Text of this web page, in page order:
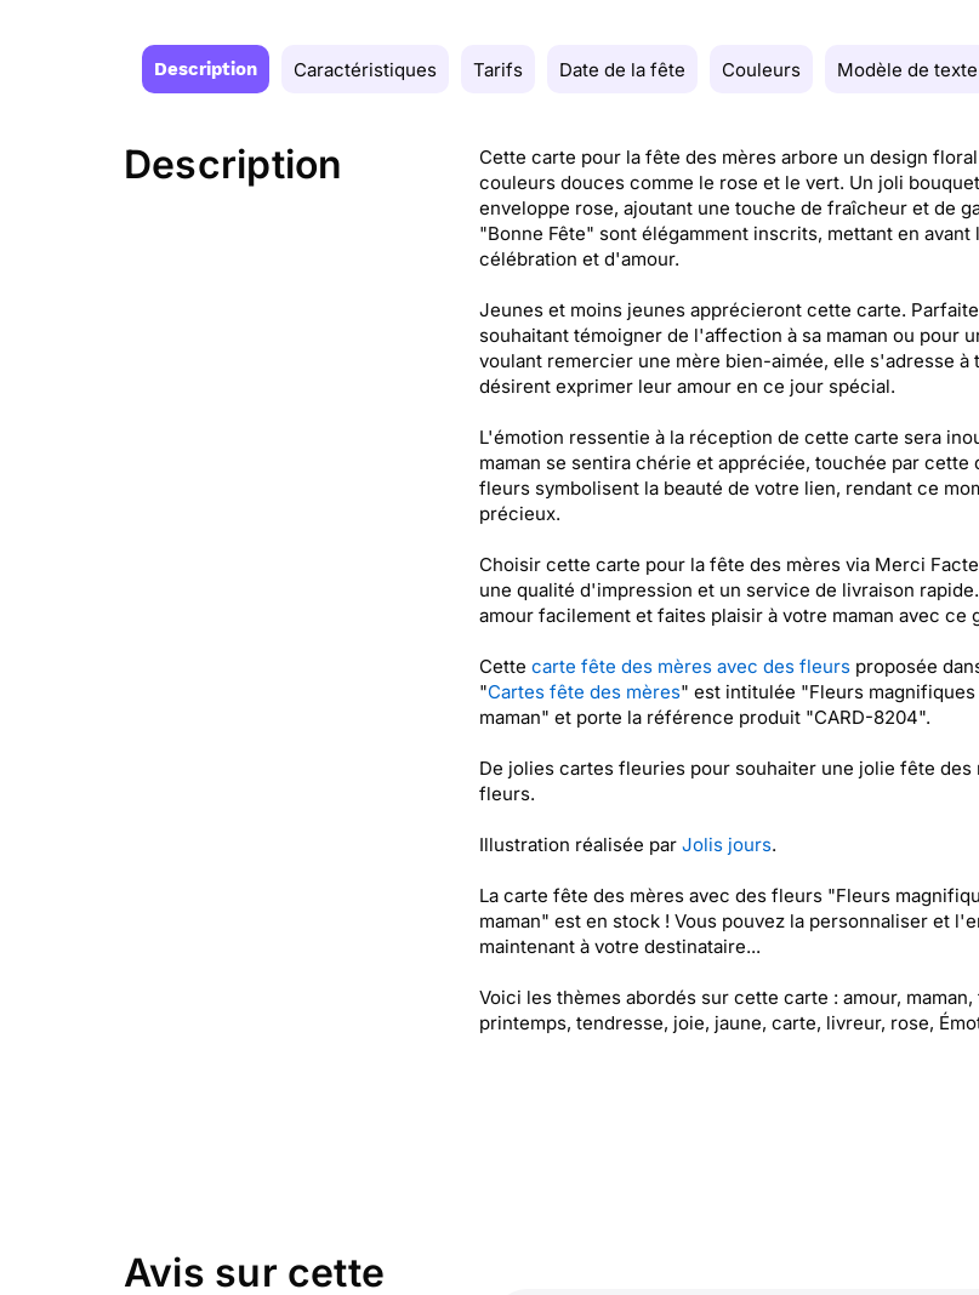
Description Caractéristiques Tarifs Date de la fête Couleurs Modèle de texte
Description
Cette carte pour la fête des mères arbore un design
couleurs douces comme le rose et le vert. Un joli
enveloppe rose, ajoutant une touche de fraîcheur et de
"Bonne Fête" sont élégamment inscrits, mettant en avant
célébration et d'amour.
Jeunes et moins jeunes apprécieront cette carte.
souhaitant témoigner de l'affection à sa maman ou pour
voulant remercier une mère bien-aimée, elle s'adresse à
désirent exprimer leur amour en ce jour spécial.
L'émotion ressentie à la réception de cette carte sera
maman se sentira chérie et appréciée, touchée par cette
fleurs symbolisent la beauté de votre lien, rendant ce
précieux.
Choisir cette carte pour la fête des mères via Merci
une qualité d'impression et un service de livraison
amour facilement et faites plaisir à votre maman avec ce
Cette carte fête des mères avec des fleursproposée
"Cartes fête des mères" est intitulée "Fleurs
maman" et porte la référence produit "CARD-8204".
De jolies cartes fleuries pour souhaiter une jolie fête des
fleurs.
Illustration réalisée par Jolis jours.
La carte fête des mères avec des fleurs "Fleurs
maman" est en stock ! Vous pouvez la personnaliser et
maintenant à votre destinataire...
Voici les thèmes abordés sur cette carte : amour,
printemps, tendresse, joie, jaune, carte, livreur, rose,
Avis sur cette